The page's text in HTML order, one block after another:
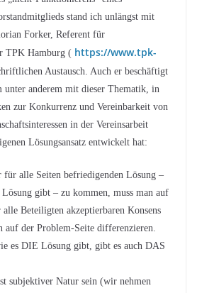
stand ich unlängst mit
Forker, Referent für
TPK Hamburg ( https://www.tpk-
Austausch. Auch er beschäftigt
unter anderem mit dieser Thematik, in
zur Konkurrenz und Vereinbarkeit von
in der Vereinsarbeit
Lösungsansatz entwickelt hat:
für alle Seiten befriedigenden Lösung –
gibt – zu kommen, muss man auf
Beteiligten akzeptierbaren Konsens
auf der Problem-Seite differenzieren.
es DIE Lösung gibt, gibt es auch DAS
subjektiver Natur sein (wir nehmen